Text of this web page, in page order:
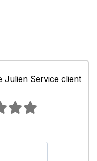
Julien Service client